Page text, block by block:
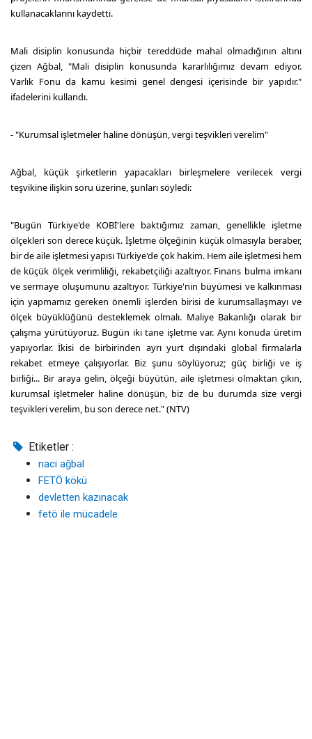
kullanacaklarını kaydetti.
Mali disiplin konusunda hiçbir tereddüde mahal olmadığının altını
çizen Ağbal, "Mali disiplin konusunda kararlılığımız devam ediyor.
Varlık Fonu da kamu kesimi genel dengesi içerisinde bir yapıdır."
ifadelerini kullandı.
- "Kurumsal işletmeler haline dönüşün, vergi teşvikleri verelim"
Ağbal, küçük şirketlerin yapacakları birleşmelere verilecek vergi
teşvikine ilişkin soru üzerine, şunları söyledi:
"Bugün Türkiye'de KOBİ'lere baktığımız zaman, genellikle işletme
ölçekleri son derece küçük. İşletme ölçeğinin küçük olmasıyla beraber,
bir de aile işletmesi yapısı Türkiye'de çok hakim. Hem aile işletmesi hem
de küçük ölçek verimliliği, rekabetçiliği azaltıyor. Finans bulma imkanı
ve sermaye oluşumunu azaltıyor. Türkiye'nin büyümesi ve kalkınması
için yapmamız gereken önemli işlerden birisi de kurumsallaşmayı ve
ölçek büyüklüğünü desteklemek olmalı. Maliye Bakanlığı olarak bir
çalışma yürütüyoruz. Bugün iki tane işletme var. Aynı konuda üretim
yapıyorlar. İkisi de birbirinden ayrı yurt dışındaki global firmalarla
rekabet etmeye çalışıyorlar. Biz şunu söylüyoruz; güç birliği ve iş
birliği... Bir araya gelin, ölçeği büyütün, aile işletmesi olmaktan çıkın,
kurumsal işletmeler haline dönüşün, biz de bu durumda size vergi
teşvikleri verelim, bu son derece net." (NTV)
Etiketler :
naci ağbal
FETÖ kökü
devletten kazınacak
fetö ile mücadele